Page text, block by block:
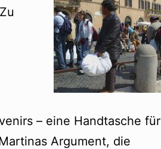
– eine Handtasche für
Argument, die